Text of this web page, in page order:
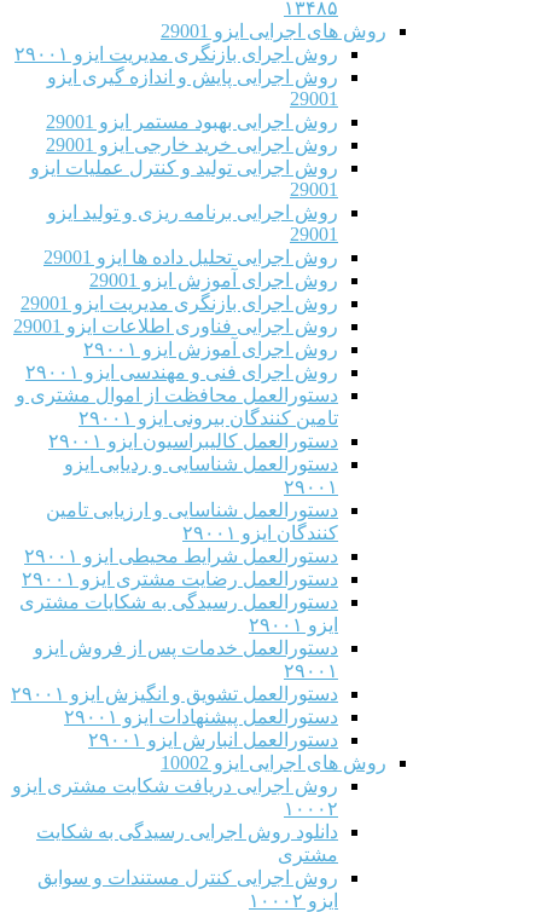
۱۳۴۸۵
روش های اجرایی ایزو 29001
روش اجرای بازنگری مدیریت ایزو ۲۹۰۰۱
روش اجرایی پایش و اندازه گیری ایزو
29001
روش اجرایی بهبود مستمر ایزو 29001
روش اجرایی خرید خارجی ایزو 29001
روش اجرایی تولید و کنترل عملیات ایزو
29001
روش اجرایی برنامه ریزی و تولید ایزو
29001
روش اجرایی تحلیل داده ها ایزو 29001
روش اجرای آموزش ایزو 29001
روش اجرای بازنگری مدیریت ایزو 29001
روش اجرایی فناوری اطلاعات ایزو 29001
روش اجرای آموزش ایزو ۲۹۰۰۱
روش اجرای فنی و مهندسی ایزو ۲۹۰۰۱
دستورالعمل محافظت از اموال مشتری و
تامین کنندگان بیرونی ایزو ۲۹۰۰۱
دستورالعمل کالیبراسیون ایزو ۲۹۰۰۱
دستورالعمل شناسایی و ردیابی ایزو
۲۹۰۰۱
دستورالعمل شناسایی و ارزیابی تامین
کنندگان ایزو ۲۹۰۰۱
دستورالعمل شرایط محیطی ایزو ۲۹۰۰۱
دستورالعمل رضایت مشتری ایزو ۲۹۰۰۱
دستورالعمل رسیدگی به شکایات مشتری
ایزو ۲۹۰۰۱
دستورالعمل خدمات پس از فروش ایزو
۲۹۰۰۱
دستورالعمل تشویق و انگیزش ایزو ۲۹۰۰۱
دستورالعمل پیشنهادات ایزو ۲۹۰۰۱
دستورالعمل انبارش ایزو ۲۹۰۰۱
روش های اجرایی ایزو 10002
روش اجرایی دریافت شکایت مشتری ایزو
۱۰۰۰۲
دانلود روش اجرایی رسیدگی به شکایت
مشتری
روش اجرایی کنترل مستندات و سوابق
ایزو ۱۰۰۰۲